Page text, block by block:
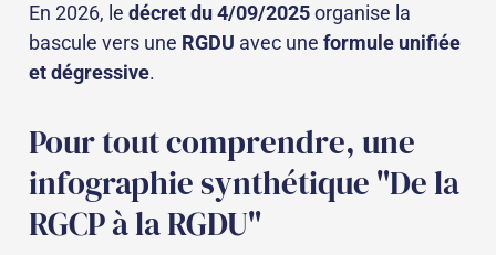
En 2026, le décret du 4/09/2025organise la
bascule vers une RGDU avec une formule unifiée
et dégressive.
Pour tout comprendre, une
infographie synthétique "De la
RGCP à la RGDU"